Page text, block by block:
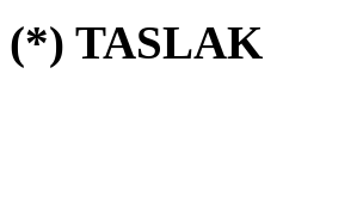
(*) TASLAK